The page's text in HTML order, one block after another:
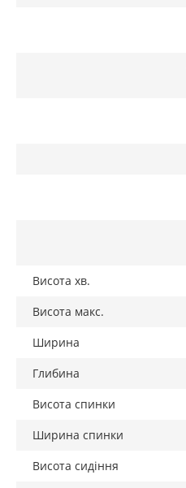
Висота хв.
Висота макс.
Ширина
Глибина
Висота спинки
Ширина спинки
Висота сидіння